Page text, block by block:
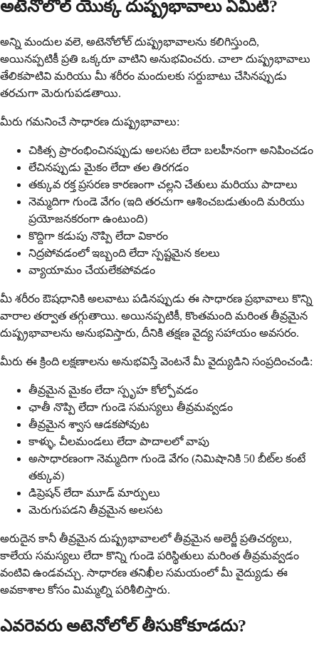
అటెనోలోల్ యొక్క దుష్ప్రభావాలు ఏమిటి?
అన్ని మందుల వలె, అటెనోలోల్ దుష్ప్రభావాలను కలిగిస్తుంది,
అయినప్పటికీ ప్రతి ఒక్కరూ వాటిని అనుభవించరు. చాలా దుష్ప్రభావాలు
తేలికపాటివి మరియు మీ శరీరం మందులకు సర్దుబాటు చేసినప్పుడు
తరచుగా మెరుగుపడతాయి.
మీరు గమనించే సాధారణ దుష్ప్రభావాలు:
చికిత్స ప్రారంభించినప్పుడు అలసట లేదా బలహీనంగా అనిపించడం
లేచినప్పుడు మైకం లేదా తల తిరగడం
తక్కువ రక్త ప్రసరణ కారణంగా చల్లని చేతులు మరియు పాదాలు
నెమ్మదిగా గుండె వేగం (ఇది తరచుగా ఆశించబడుతుంది మరియు
ప్రయోజనకరంగా ఉంటుంది)
కొద్దిగా కడుపు నొప్పి లేదా వికారం
నిద్రపోవడంలో ఇబ్బంది లేదా స్పష్టమైన కలలు
వ్యాయామం చేయలేకపోవడం
మీ శరీరం ఔషధానికి అలవాటు పడినప్పుడు ఈ సాధారణ ప్రభావాలు కొన్ని
వారాల తర్వాత తగ్గుతాయి. అయినప్పటికీ, కొంతమంది మరింత తీవ్రమైన
దుష్ప్రభావాలను అనుభవిస్తారు, దీనికి తక్షణ వైద్య సహాయం అవసరం.
మీరు ఈ క్రింది లక్షణాలను అనుభవిస్తే వెంటనే మీ వైద్యుడిని సంప్రదించండి:
తీవ్రమైన మైకం లేదా స్పృహ కోల్పోవడం
ఛాతీ నొప్పి లేదా గుండె సమస్యలు తీవ్రమవ్వడం
తీవ్రమైన శ్వాస ఆడకపోవుట
కాళ్ళు, చీలమండలు లేదా పాదాలలో వాపు
అసాధారణంగా నెమ్మదిగా గుండె వేగం (నిమిషానికి 50 బీట్‌ల కంటే
తక్కువ)
డిప్రెషన్ లేదా మూడ్ మార్పులు
మెరుగుపడని తీవ్రమైన అలసట
అరుదైన కానీ తీవ్రమైన దుష్ప్రభావాలలో తీవ్రమైన అలెర్జీ ప్రతిచర్యలు,
కాలేయ సమస్యలు లేదా కొన్ని గుండె పరిస్థితులు మరింత తీవ్రమవ్వడం
వంటివి ఉండవచ్చు. సాధారణ తనిఖీల సమయంలో మీ వైద్యుడు ఈ
అవకాశాల కోసం మిమ్మల్ని పరిశీలిస్తారు.
ఎవరెవరు అటెనోలోల్ తీసుకోకూడదు?